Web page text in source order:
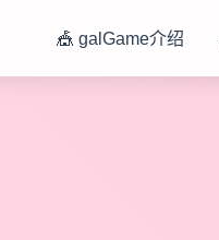
🎪 galGame介绍